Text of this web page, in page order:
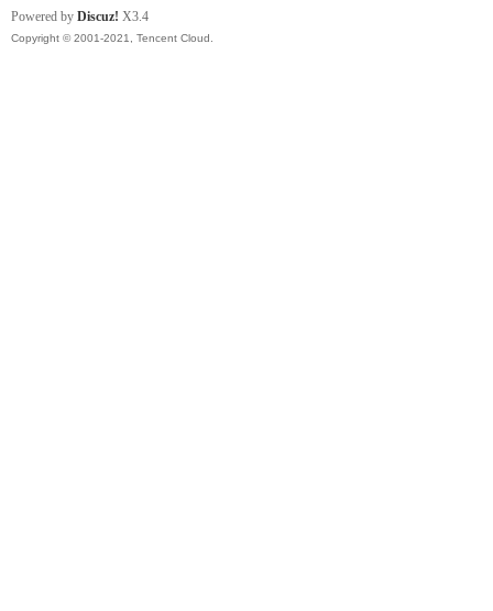
Powered by Discuz! X3.4
Copyright © 2001-2021, Tencent Cloud.